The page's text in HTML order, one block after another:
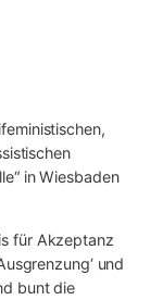
in Wiesbaden
für Akzeptanz
und
bunt die